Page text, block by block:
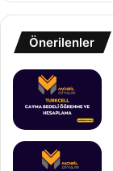
Önerilenler